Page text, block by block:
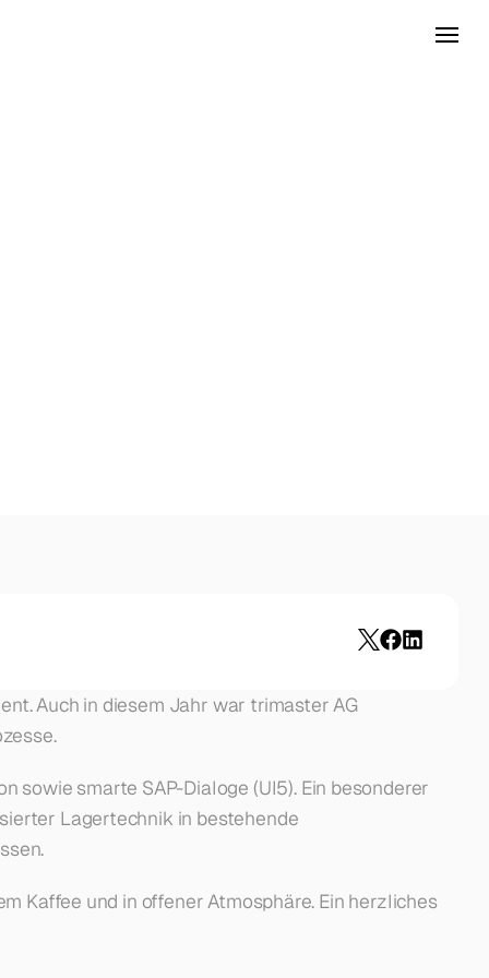
Auch in diesem Jahr war trimaster AG
sowie smarte SAP-Dialoge (UI5). Ein besonderer
Lagertechnik in bestehende
Kaffee und in offener Atmosphäre. Ein herzliches